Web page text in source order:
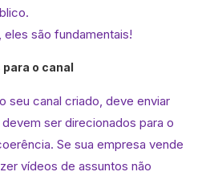
são fundamentais!
para o canal
seu canal criado, deve enviar
ser direcionados para o
Se sua empresa vende
vídeos de assuntos não